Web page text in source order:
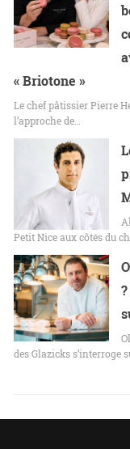
« Briotone »
Le chef pâtissier Pierre
l’approche de…
Petit Nice aux côtés du
des Glazicks s’interroge